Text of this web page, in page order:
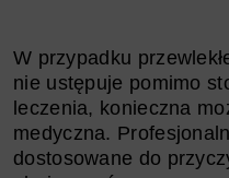
W przypadku
nie ustępuje pomimo
leczenia, konieczna
medyczna.
dostosowane do